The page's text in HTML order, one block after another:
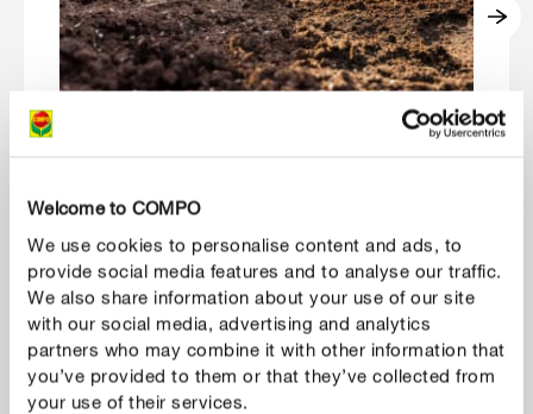
Welcome to COMPO
We use cookies to personalise content and ads, to
provide social media features and to analyse our traffic.
We also share information about your use of our site
with our social media, advertising and analytics
partners who may combine it with other information that
you’ve provided to them or that they’ve collected from
your use of their services.
Náš závazek odpovědnosti
UKÁZAT VÍC